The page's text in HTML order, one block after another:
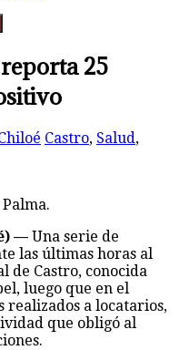
25
Castro, Salud,
— Una serie de
las últimas horas al
de Castro, conocida
luego que en el
realizados a locatarios,
que obligó al